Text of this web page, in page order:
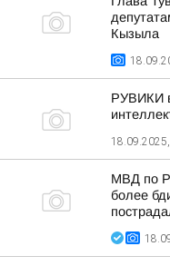
Кызыла
РУВИКИ
МВД по
более